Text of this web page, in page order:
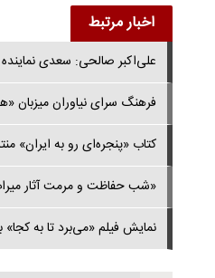
اخبار مرتبط
علی‌اکبر صالحی: سعدی
فرهنگ سرای نیاوران میزبان
کتاب «پنجره‌ای رو به ایران»
«شب حفاظت و مرمت آثار
نمایش فیلم «می‌برد تا به